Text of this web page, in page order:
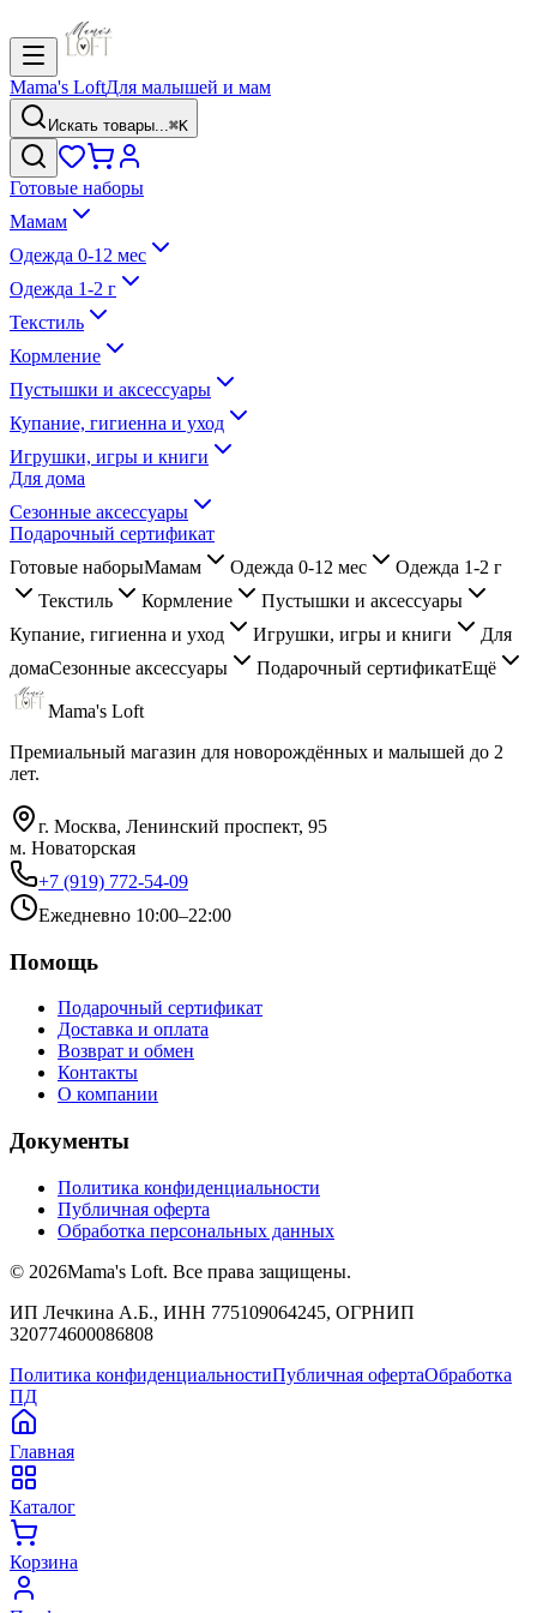
Mama's LoftДля малышей и мам
Искать товары...⌘K
Готовые наборы
Мамам
Одежда 0-12 мес
Одежда 1-2 г
Текстиль
Кормление
Пустышки и аксессуары
Купание, гигиенна и уход
Игрушки, игры и книги
Для дома
Сезонные аксессуары
Подарочный сертификат
Готовые наборыМамам Одежда 0-12 мес
Одежда 1-2 г
Текстиль
Кормление
Пустышки и аксессуары
Купание, гигиенна и уход
Игрушки, игры и книги
Для
домаСезонные аксессуары Подарочный сертификатЕщё
Mama's Loft
Премиальный магазин для новорождённых и малышей до 2
лет.
г. Москва, Ленинский проспект, 95
м. Новаторская
+7 (919) 772-54-09
Ежедневно 10:00–22:00
Помощь
Подарочный сертификат
Доставка и оплата
Возврат и обмен
Контакты
О компании
Документы
Политика конфиденциальности
Публичная оферта
Обработка персональных данных
© 2026Mama's Loft. Все права защищены.
ИП Лечкина А.Б., ИНН 775109064245, ОГРНИП
320774600086808
Политика конфиденциальностиПубличная офертаОбработка
ПД
Главная
Каталог
Корзина